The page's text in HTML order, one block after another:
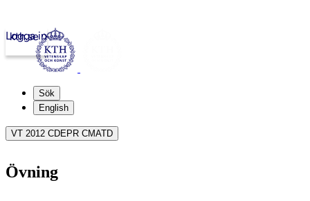
kth.se
Logga in
Sök
English
VT 2012 CDEPR CMATD
Övning